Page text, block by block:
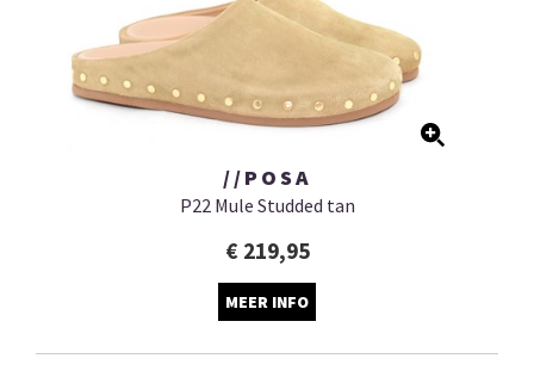
//POSA
P22 Mule Studded tan
€ 219,95
MEER INFO